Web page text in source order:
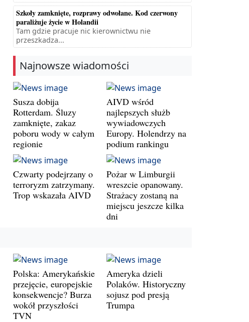
Szkoły zamknięte, rozprawy odwołane. Kod czerwony
paraliżuje życie w Holandii
Tam gdzie pracuje nic kierownictwu nie
przeszkadza...
Najnowsze wiadomości
Susza dobija
Rotterdam. Śluzy
zamknięte, zakaz
poboru wody w całym
regionie
AIVD wśród
najlepszych służb
wywiadowczych
Europy. Holendrzy na
podium rankingu
Czwarty podejrzany o
terroryzm zatrzymany.
Trop wskazała AIVD
Pożar w Limburgii
wreszcie opanowany.
Strażacy zostaną na
miejscu jeszcze kilka
dni
Polska: Amerykańskie
przejęcie, europejskie
konsekwencje? Burza
wokół przyszłości
TVN
Ameryka dzieli
Polaków. Historyczny
sojusz pod presją
Trumpa